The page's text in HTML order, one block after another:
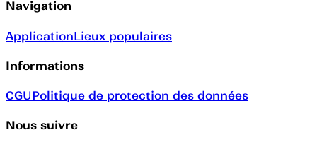
Navigation
ApplicationLieux populaires
Informations
CGUPolitique de protection des données
Nous suivre